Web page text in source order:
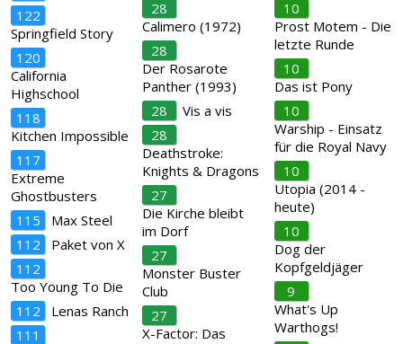
122
Springfield Story
120
California
Highschool
118
Kitchen Impossible
117
Extreme
Ghostbusters
115
Max Steel
112
Paket von X
112
Too Young To Die
112
Lenas Ranch
111
28
Calimero (1972)
28
Der Rosarote
Panther (1993)
28
Vis a vis
28
Deathstroke:
Knights & Dragons
27
Die Kirche bleibt
im Dorf
27
Monster Buster
Club
27
X-Factor: Das
10
Prost Motem - Die
letzte Runde
10
Das ist Pony
10
Warship - Einsatz
für die Royal Navy
10
Utopia (2014 -
heute)
10
Dog der
Kopfgeldjäger
9
What's Up
Warthogs!